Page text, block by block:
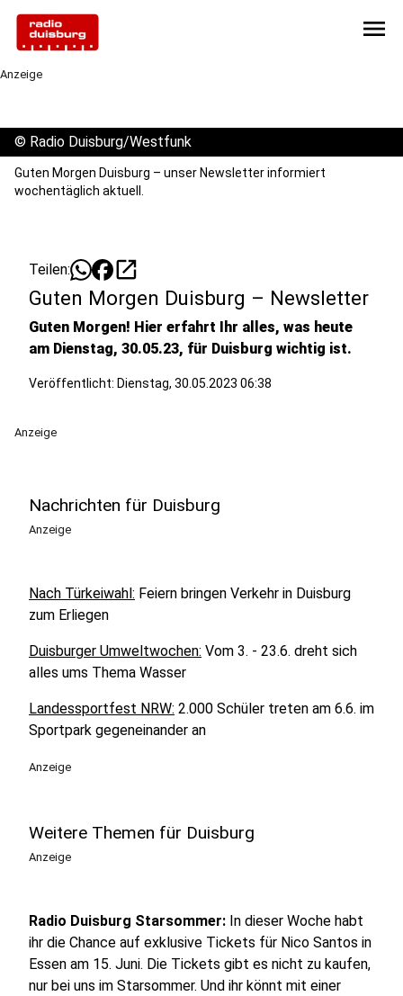
menu
Anzeige
© Radio Duisburg/Westfunk
Guten Morgen Duisburg – unser Newsletter informiert
wochentäglich aktuell.
Teilen: open_in_new
Guten Morgen Duisburg – Newsletter
Guten Morgen! Hier erfahrt Ihr alles, was heute
am Dienstag, 30.05.23, für Duisburg wichtig ist.
Veröffentlicht: Dienstag, 30.05.2023 06:38
Anzeige
Nachrichten für Duisburg
Anzeige
Nach Türkeiwahl: Feiern bringen Verkehr in Duisburg
zum Erliegen
Duisburger Umweltwochen: Vom 3. - 23.6. dreht sich
alles ums Thema Wasser
Landessportfest NRW: 2.000 Schüler treten am 6.6. im
Sportpark gegeneinander an
Anzeige
Weitere Themen für Duisburg
Anzeige
Radio Duisburg Starsommer: In dieser Woche habt
ihr die Chance auf exklusive Tickets für Nico Santos in
Essen am 15. Juni. Die Tickets gibt es nicht zu kaufen,
nur bei uns im Starsommer. Und ihr könnt mit einer